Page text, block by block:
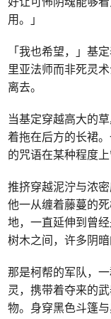
用。」
「我也希望，」基
里亚法师而非死灵
离去。
当基定穿越高大的
着拖在后方的长裙
的咒语在某种程度上
推挤穿越泥泞与浓
他一从缠着藤蔓的
地，一直延伸到曾
树木之间，许多阴
那是柯帮的军队，
灵，携带着夺来的
物。身穿黑色斗篷